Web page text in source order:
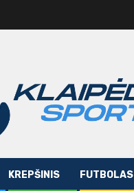
KREPŠINIS FUTBOLAS